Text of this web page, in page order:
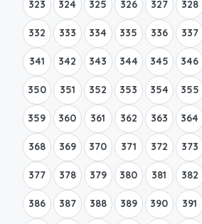
323 324 325 326 327 328
332 333 334 335 336 337
341 342 343 344 345 346
350 351 352 353 354 355
359 360 361 362 363 364
368 369 370 371 372 373
377 378 379 380 381 382
386 387 388 389 390 391